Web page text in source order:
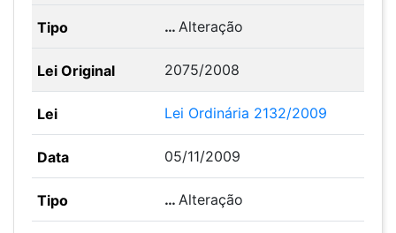
…Alteração
2075/2008
Lei Ordinária 2132/2009
05/11/2009
…Alteração